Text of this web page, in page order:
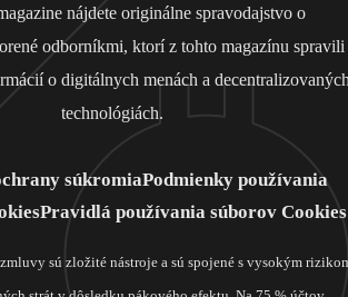
nájdete originálne spravodajstvo o
odborníkmi, ktorí z tohto magazínu spravili
o digitálnych menách a
technológiách.
súkromiaPodmienky používania
Pravidlá používania súborov Cookies
sú zložité nástroje a sú spojené s vysokým